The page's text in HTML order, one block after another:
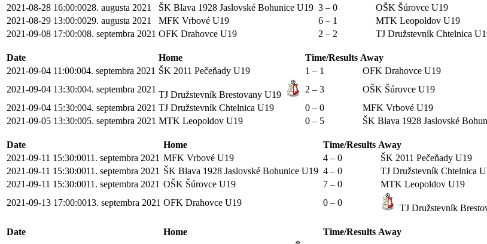
2021-08-28 16:00:0028. augusta 2021 ŠK Blava 1928 Jaslovské Bohunice U19 3 – 0
OŠK Šúrovce U19
2021-08-29 13:00:0029. augusta 2021 MFK Vrbové U19 6 – 1
MTK Leopoldov U19
2021-09-08 17:00:008. septembra 2021 OFK Drahovce U19 2 – 2 TJ Družstevník Chtelnica
Date Home Time/Results Away
2021-09-04 11:00:004. septembra 2021 ŠK 2011 Pečeňady U19 1 – 1
OFK Drahovce U19
2021-09-04 13:30:004. septembra 2021
TJ Družstevník Brestovany U19
2 – 3
OŠK Šúrovce U19
2021-09-04 15:30:004. septembra 2021 TJ Družstevník Chtelnica U19 0 – 0
MFK Vrbové U19
2021-09-05 13:30:005. septembra 2021 MTK Leopoldov U19 0 – 5 ŠK Blava 1928 Jaslovské
Date Home Time/Results Away
2021-09-11 15:30:0011. septembra 2021 MFK Vrbové U19 4 – 0
ŠK 2011 Pečeňady U19
2021-09-11 15:30:0011. septembra 2021 ŠK Blava 1928 Jaslovské Bohunice U19 4 – 0
TJ Družstevník Chtelnica
2021-09-11 15:30:0011. septembra 2021 OŠK Šúrovce U19 7 – 0
MTK Leopoldov U19
2021-09-13 17:00:0013. septembra 2021 OFK Drahovce U19 0 – 0
TJ Družstevník
Date Home Time/Results Away